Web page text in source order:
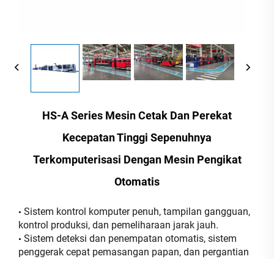
HS-A Series Mesin Cetak Dan Perekat
Kecepatan Tinggi Sepenuhnya
Terkomputerisasi Dengan Mesin Pengikat
Otomatis
• Sistem kontrol komputer penuh, tampilan gangguan,
kontrol produksi, dan pemeliharaan jarak jauh.
• Sistem deteksi dan penempatan otomatis, sistem
penggerak cepat pemasangan papan, dan pergantian